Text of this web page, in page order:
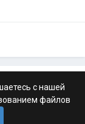
с нашей
файлов